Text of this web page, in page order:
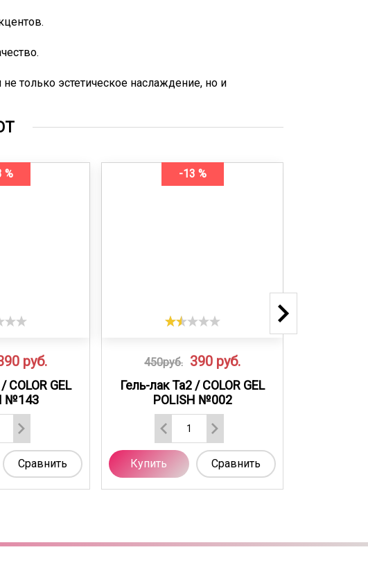
только эстетическое наслаждение, но и
%
руб.
COLOR GEL
№143
Сравнить
-13 %
450руб. 390 руб.
Гель-лак Ta2 / COLOR GEL
POLISH №002
Купить Сравнить